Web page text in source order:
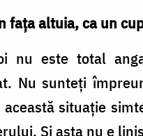
faţa altuia, ca un
nu este total
Nu sunteţi
situaţie
Şi asta nu e